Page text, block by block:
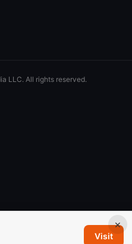
×
Visit
LLC. All rights reserved.